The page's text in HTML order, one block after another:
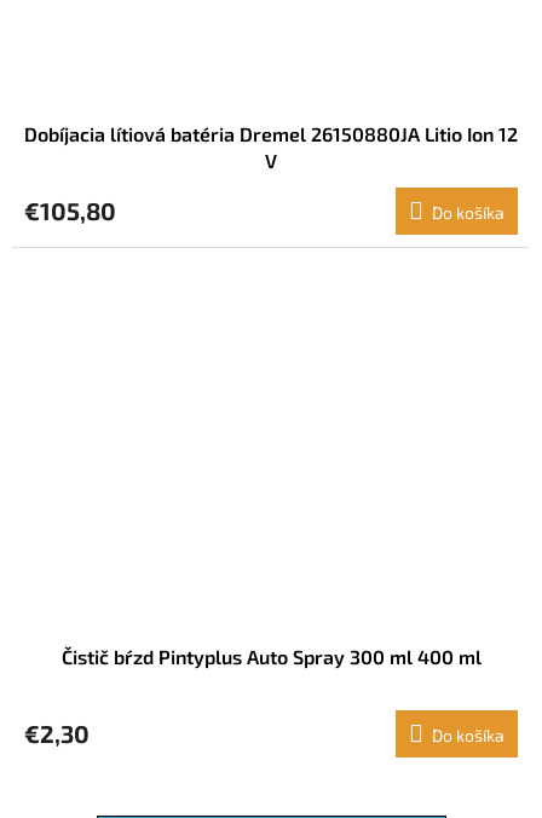
Dobíjacia lítiová batéria Dremel 26150880JA Litio Ion 12
V
€105,80 Do košíka
Čistič bŕzd Pintyplus Auto Spray 300 ml 400 ml
€2,30 Do košíka